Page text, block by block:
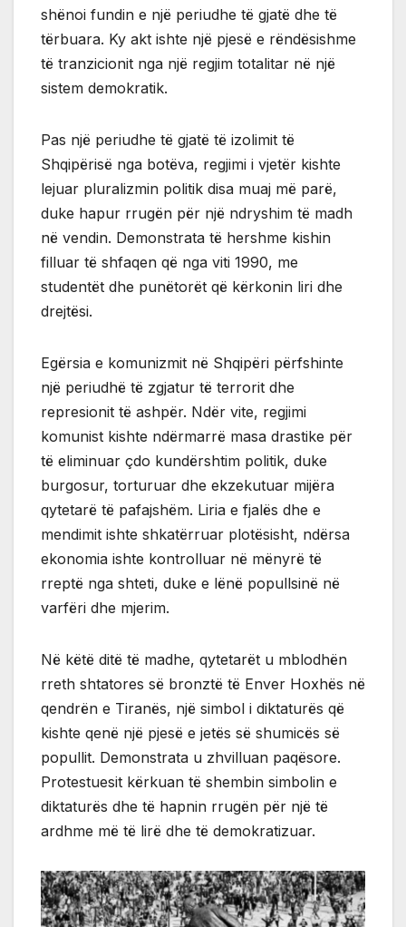
shënoi fundin e një periudhe të gjatë dhe të
tërbuara. Ky akt ishte një pjesë e rëndësishme
të tranzicionit nga një regjim totalitar në një
sistem demokratik.
Pas një periudhe të gjatë të izolimit të
Shqipërisë nga botëva, regjimi i vjetër kishte
lejuar pluralizmin politik disa muaj më parë,
duke hapur rrugën për një ndryshim të madh
në vendin. Demonstrata të hershme kishin
filluar të shfaqen që nga viti 1990, me
studentët dhe punëtorët që kërkonin liri dhe
drejtësi.
Egërsia e komunizmit në Shqipëri përfshinte
një periudhë të zgjatur të terrorit dhe
represionit të ashpër. Ndër vite, regjimi
komunist kishte ndërmarrë masa drastike për
të eliminuar çdo kundërshtim politik, duke
burgosur, torturuar dhe ekzekutuar mijëra
qytetarë të pafajshëm. Liria e fjalës dhe e
mendimit ishte shkatërruar plotësisht, ndërsa
ekonomia ishte kontrolluar në mënyrë të
rreptë nga shteti, duke e lënë popullsinë në
varfëri dhe mjerim.
Në këtë ditë të madhe, qytetarët u mblodhën
rreth shtatores së bronztë të Enver Hoxhës në
qendrën e Tiranës, një simbol i diktaturës që
kishte qenë një pjesë e jetës së shumicës së
popullit. Demonstrata u zhvilluan paqësore.
Protestuesit kërkuan të shembin simbolin e
diktaturës dhe të hapnin rrugën për një të
ardhme më të lirë dhe të demokratizuar.